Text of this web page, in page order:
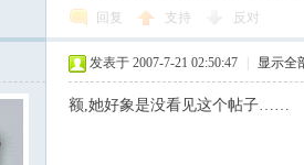
回复 支持 反对
发表于 2007-7-21 02:50:47 显示全
额,她好象是没看见这个帖子……